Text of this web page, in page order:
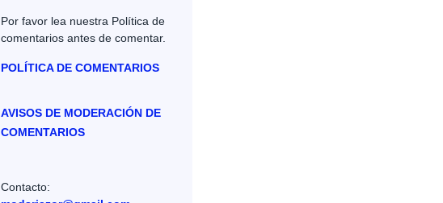
Por favor lea nuestra Política de
comentarios antes de comentar.
POLÍTICA DE COMENTARIOS
AVISOS DE MODERACIÓN DE
COMENTARIOS
Contacto: